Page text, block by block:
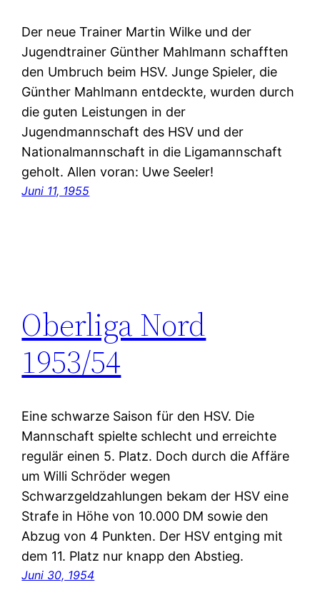
Der neue Trainer Martin Wilke und der
Jugendtrainer Günther Mahlmann schafften
den Umbruch beim HSV. Junge Spieler, die
Günther Mahlmann entdeckte, wurden durch
die guten Leistungen in der
Jugendmannschaft des HSV und der
Nationalmannschaft in die Ligamannschaft
geholt. Allen voran: Uwe Seeler!
Juni 11, 1955
Oberliga Nord
1953/54
Eine schwarze Saison für den HSV. Die
Mannschaft spielte schlecht und erreichte
regulär einen 5. Platz. Doch durch die Affäre
um Willi Schröder wegen
Schwarzgeldzahlungen bekam der HSV eine
Strafe in Höhe von 10.000 DM sowie den
Abzug von 4 Punkten. Der HSV entging mit
dem 11. Platz nur knapp den Abstieg.
Juni 30, 1954